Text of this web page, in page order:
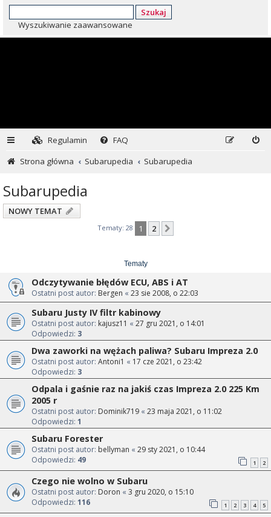
Szukaj
Wyszukiwanie zaawansowane
Regulamin
FAQ
Strona główna
Subarupedia Subarupedia
Subarupedia
NOWY TEMAT
Tematy: 28 1 2
Tematy
Odczytywanie błędów ECU, ABS i AT
Ostatni post autor: Bergen « 23 sie 2008, o 22:03
Subaru Justy IV filtr kabinowy
Ostatni post autor: kajusz11 « 27 gru 2021, o 14:01
Odpowiedzi: 3
Dwa zaworki na wężach paliwa? Subaru Impreza 2.0
Ostatni post autor: Antoni1 « 17 cze 2021, o 23:42
Odpowiedzi: 3
Odpala i gaśnie raz na jakiś czas Impreza 2.0 225 Km
2005 r
Ostatni post autor: Dominik719 « 23 maja 2021, o 11:02
Odpowiedzi: 1
Subaru Forester
Ostatni post autor: bellyman « 29 sty 2021, o 10:44
Odpowiedzi: 49 1 2
Czego nie wolno w Subaru
Ostatni post autor: Doron « 3 gru 2020, o 15:10
Odpowiedzi: 116 1 2 3 4 5